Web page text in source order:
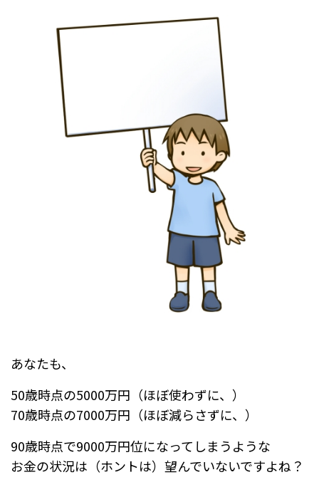
あなたも、
50歳時点の5000万円（ほぼ使わずに、）
70歳時点の7000万円（ほぼ減らさずに、）
90歳時点で9000万円位になってしまうような
お金の状況は（ホントは）望んでいないですよね？